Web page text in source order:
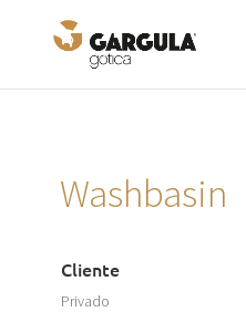
Washbasin
Cliente
Privado